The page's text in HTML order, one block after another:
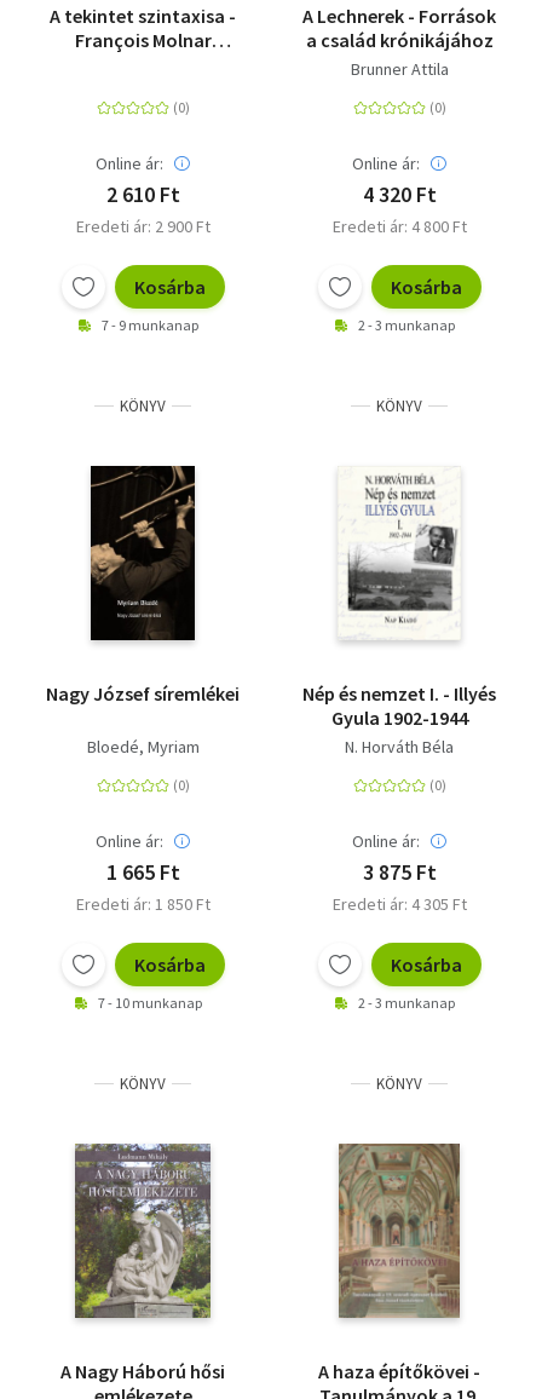
A tekintet szintaxisa -
François Molnar
művészet tükrében -
Online ár:
2 610 Ft
Eredeti ár: 2 900 Ft
Kosárba
7 - 9 munkanap
A Lechnerek - Források
a család krónikájához
Brunner Attila
Online ár:
4 320 Ft
Eredeti ár: 4 800 Ft
Kosárba
2 - 3 munkanap
KÖNYV
Nagy József síremlékei
Bloedé, Myriam
Online ár:
1 665 Ft
Eredeti ár: 1 850 Ft
Kosárba
7 - 10 munkanap
KÖNYV
Nép és nemzet I. - Illyés
Gyula 1902-1944
N. Horváth Béla
Online ár:
3 875 Ft
Eredeti ár: 4 305 Ft
Kosárba
2 - 3 munkanap
KÖNYV
A Nagy Háború hősi
KÖNYV
A haza építőkövei -